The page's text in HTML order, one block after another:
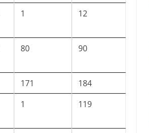
1 12
80 90
171
184
1 119